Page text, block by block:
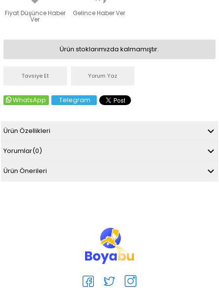
Fiyat Düşünce Haber
Ver
Gelince Haber Ver
Ürün stoklarımızda kalmamıştır.
Tavsiye Et Yorum Yaz
WhatsApp Telegram
Ürün Özellikleri
Yorumlar(0)
Ürün Önerileri